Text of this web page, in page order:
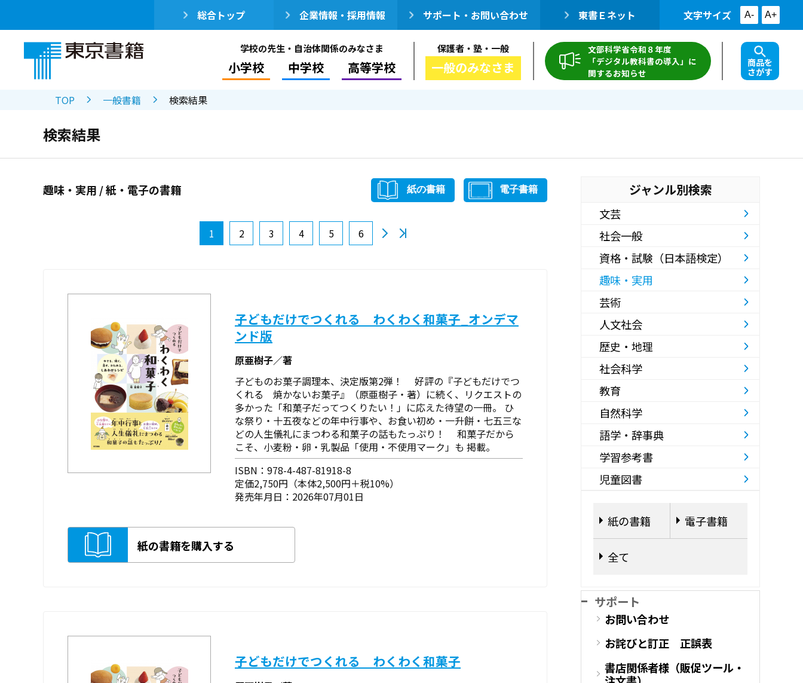
総合トップ 企業情報・採用情報 サポート・お問い合わせ 東書Ｅネット 文字サイズ A- A+
学校の先生・自治体関係のみなさま
小学校 中学校 高等学校
保護者・塾・一般
一般のみなさま
文部科学省令和８年度
「デジタル教科書の導入」に
関するお知らせ
商品を
さがす
TOP 一般書籍 検索結果
検索結果
趣味・実用 / 紙・電子の書籍 紙の書籍 電子書籍
1 2 3 4 5 6
子どもだけでつくれる わくわく和菓子_オンデマ
ンド版
原亜樹子／著
子どものお菓子調理本、決定版第2弾！ 好評の『子どもだけでつ
くれる 焼かないお菓子』（原亜樹子・著）に続く、リクエストの
多かった「和菓子だってつくりたい！」に応えた待望の一冊。 ひ
な祭り・十五夜などの年中行事や、お食い初め・一升餅・七五三な
どの人生儀礼にまつわる和菓子の話もたっぷり！ 和菓子だから
こそ、小麦粉・卵・乳製品「使用・不使用マーク」も 掲載。
ISBN：978-4-487-81918-8
定価2,750円（本体2,500円＋税10%）
発売年月日：2026年07月01日
紙の書籍を購入する
子どもだけでつくれる わくわく和菓子
ジャンル別検索
文芸
社会一般
資格・試験（日本語検定）
趣味・実用
芸術
人文社会
歴史・地理
社会科学
教育
自然科学
語学・辞事典
学習参考書
児童図書
紙の書籍 電子書籍
全て
サポート
お問い合わせ
お詫びと訂正 正誤表
書店関係者様（販促ツール・